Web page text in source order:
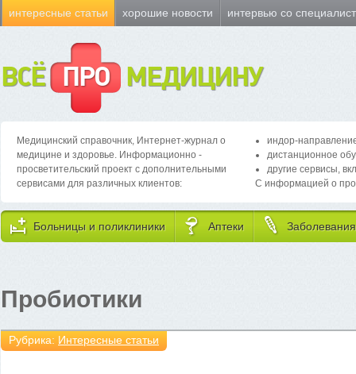
интересные статьи хорошие новости интервью со
ВСЁ ПРО МЕДИЦИНУ
Медицинский справочник, Интернет-журнал о
медицине и здоровье. Информационно -
просветительский проект с дополнительными
сервисами для различных клиентов:
индор-
дистанционное
другие сервисы,
С информацией о
Больницы и поликлиники Аптеки Заболевания
Пробиотики
Рубрика: Интересные статьи